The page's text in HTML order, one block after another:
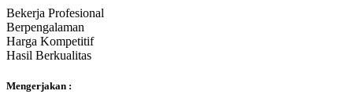
Bekerja Profesional
Berpengalaman
Harga Kompetitif
Hasil Berkualitas
Mengerjakan :